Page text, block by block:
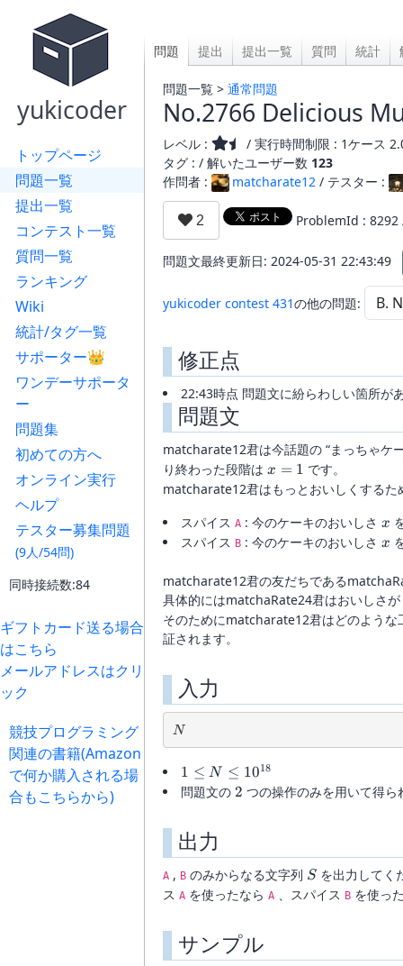
yukicoder
トップページ
問題一覧
提出一覧
コンテスト一覧
質問一覧
ランキング
Wiki
統計/タグ一覧
サポーター👑
ワンデーサポータ
ー
問題集
初めての方へ
オンライン実行
ヘルプ
テスター募集問題
(9人/54問)
同時接続数:84
ギフトカード送る場合
はこちら
メールアドレスはクリ
ック
競技プログラミング
関連の書籍(Amazon
で何か購入される場
合もこちらから)
問題 提出 提出一覧 質問 統計
問題一覧 > 通常問題
No.2766 Delicious
レベル :
/ 実行時間制限 : 1ケース
タグ : / 解いたユーザー数 123
作問者 :
matcharate12 / テスター :
ProblemId :
問題文最終更新日: 2024-05-31 22:43:49
yukicoder contest 431の他の問題:
修正点
22:43時点 問題文に紛らわしい箇所が
問題文
matcharate12君は今話題の “まっちゃケ
り終わった段階は x=1
x = 1 です。
matcharate12君はもっとおいしくする
スパイス A : 今のケーキのおいしさ x
x
スパイス B : 今のケーキのおいしさ x
x
matcharate12君の友だちである
具体的にはmatchaRate24君はおいしさが
そのためにmatcharate12君はどのような
証されます。
入力
N
N
1\le
N\le
1 ≤ N ≤ 1018
問題文の 2
2 つの操作のみを用いて得
出力
A , B のみからなる文字列 S
Sを出力してく
ス A を使ったなら A 、スパイス B を使っ
サンプル